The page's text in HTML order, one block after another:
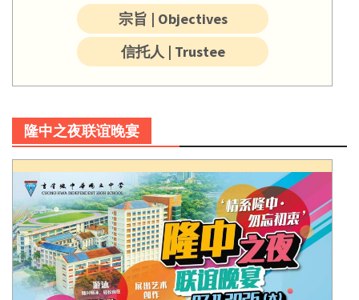
宗旨 | Objectives
信托人 | Trustee
隆中之夜联谊晚宴